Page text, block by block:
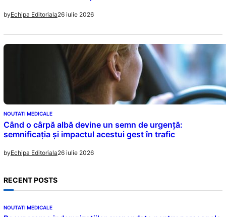
byEchipa Editoriala26 iulie 2026
NOUTATI MEDICALE
Când o cârpă albă devine un semn de urgență:
semnificația și impactul acestui gest în trafic
byEchipa Editoriala26 iulie 2026
RECENT POSTS
NOUTATI MEDICALE